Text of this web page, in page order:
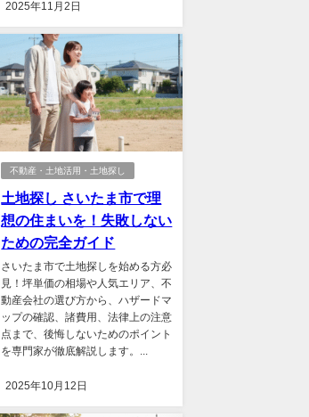
2025年11月2日
不動産・土地活用・土地探し
土地探し さいたま市で理
想の住まいを！失敗しない
ための完全ガイド
さいたま市で土地探しを始める方必
見！坪単価の相場や人気エリア、不
動産会社の選び方から、ハザードマ
ップの確認、諸費用、法律上の注意
点まで、後悔しないためのポイント
を専門家が徹底解説します。...
2025年10月12日